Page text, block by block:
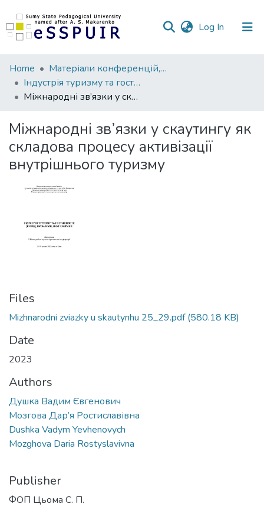
Log In (current)
Communities
&
Collections
Statistics
Home
Матеріали конференцій, семінарів, читань
Індустрія туризму та гостинності: досвід, проблеми, перспективи
Міжнародні зв’язки у скаутингу як складова процесу активізації внутрішнього туризму
Міжнародні зв’язки у скаутингу як
складова процесу активізації
внутрішнього туризму
Files
Mizhnarodni zviazky u skautynhu 25_29.pdf(580.18 KB)
Date
2023
Authors
Душка Вадим Євгенович
Мозгова Дар’я Ростиславівна
Dushka Vadym Yevhenovych
Mozghova Daria Rostyslavivna
Publisher
ФОП Цьома С. П.